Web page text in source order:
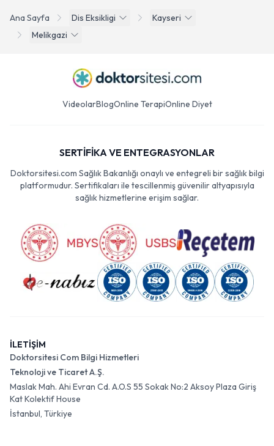
Ana Sayfa Dis Eksikligi
Kayseri
Melikgazi
VideolarBlogOnline TerapiOnline Diyet
SERTİFİKA VE ENTEGRASYONLAR
Doktorsitesi.com Sağlık Bakanlığı onaylı ve entegreli bir sağlık bilgi
platformudur. Sertifikaları ile tescillenmiş güvenilir altyapısıyla
sağlık hizmetlerine erişim sağlar.
İLETİŞİM
Doktorsitesi Com Bilgi Hizmetleri
Teknoloji ve Ticaret A.Ş.
Maslak Mah. Ahi Evran Cd. A.O.S 55 Sokak No:2 Aksoy Plaza Giriş
Kat Kolektif House
İstanbul, Türkiye